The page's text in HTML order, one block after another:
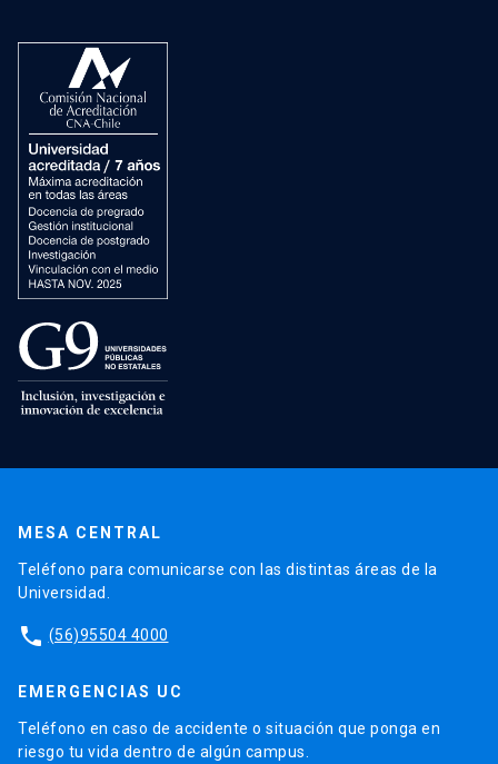
MESA CENTRAL
Teléfono para comunicarse con las distintas áreas de la
Universidad.
phone (56)95504 4000
EMERGENCIAS UC
Teléfono en caso de accidente o situación que ponga en
riesgo tu vida dentro de algún campus.